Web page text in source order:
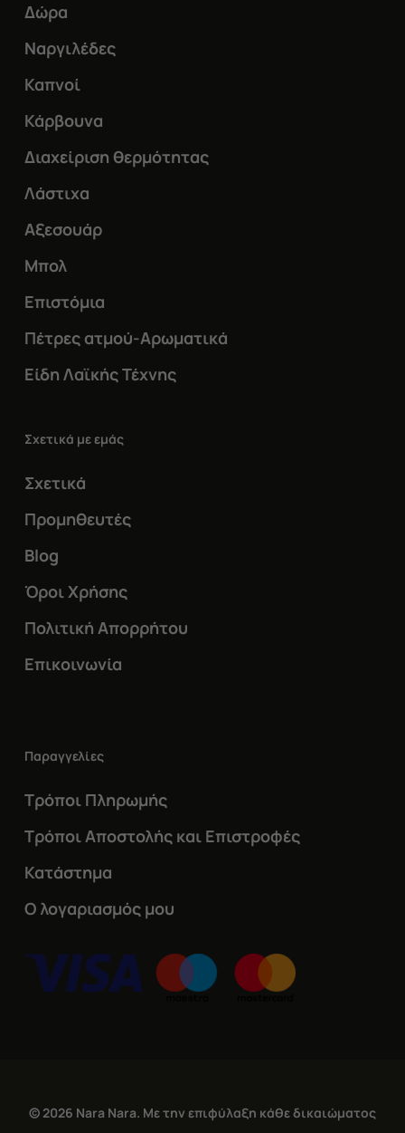
Δώρα
Ναργιλέδες
Καπνοί
Κάρβουνα
Διαχείριση θερμότητας
Λάστιχα
Αξεσουάρ
Μπολ
Επιστόμια
Πέτρες ατμού-Αρωματικά
Είδη Λαϊκής Τέχνης
Σχετικά με εμάς
Σχετικά
Προμηθευτές
Blog
Όροι Χρήσης
Πολιτική Απορρήτου
Επικοινωνία
Παραγγελίες
Τρόποι Πληρωμής
Τρόποι Αποστολής και Επιστροφές
Κατάστημα
Ο λογαριασμός μου
© 2026 Nara Nara. Με την επιφύλαξη κάθε δικαιώματος